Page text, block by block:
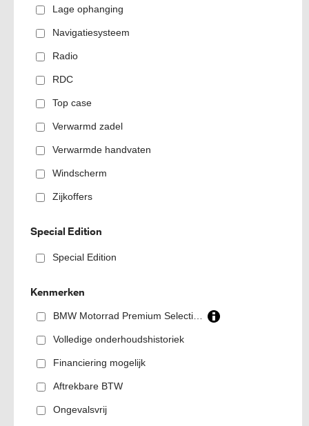
Lage ophanging
Navigatiesysteem
Radio
RDC
Top case
Verwarmd zadel
Verwarmde handvaten
Windscherm
Zijkoffers
Special Edition
Special Edition
Kenmerken
BMW Motorrad Premium Selection
Volledige onderhoudshistoriek
Financiering mogelijk
Aftrekbare BTW
Ongevalsvrij